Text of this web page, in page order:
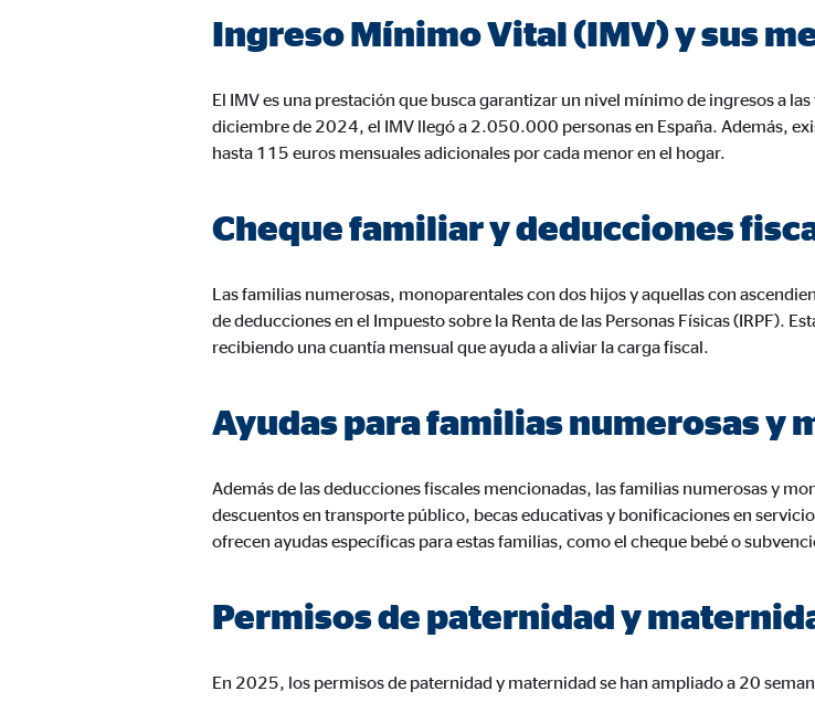
Ingreso Mínimo Vital (IMV) y sus
El IMV es una prestación que busca garantizar un nivel mínimo de ingresos a
diciembre de 2024, el IMV llegó a 2.050.000 personas en España. Además,
hasta 115 euros mensuales adicionales por cada menor en el hogar.
Cheque familiar y deducciones
Las familias numerosas, monoparentales con dos hijos y aquellas con
de deducciones en el Impuesto sobre la Renta de las Personas Físicas (IRPF).
recibiendo una cuantía mensual que ayuda a aliviar la carga fiscal.
Ayudas para familias numerosas y
Además de las deducciones fiscales mencionadas, las familias numerosas y
descuentos en transporte público, becas educativas y bonificaciones en
ofrecen ayudas específicas para estas familias, como el cheque bebé o
Permisos de paternidad y
En 2025, los permisos de paternidad y maternidad se han ampliado a 20
cookies de medios externos se utilizan para la inserción de videos y la incorporación de mapas
está bloqueado de forma predeterminada cuando visita nuestro sitio web. Si acepta las cookies de
YouTube
Proveedor: Google Ireland Ltd.
Duración: 24 meses
Nombre: google_maps
Propósito: Incorporación de mapas interactivos de Google
Duración: 24 meses